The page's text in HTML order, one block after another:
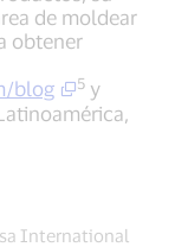
de moldear
obtener
blog 5 y
International